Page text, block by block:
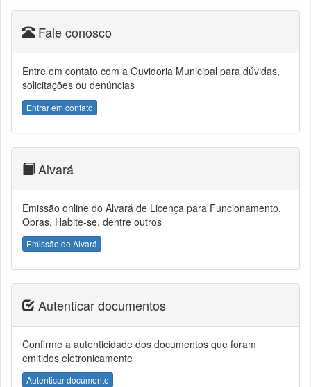
Fale conosco
Entre em contato com a Ouvidoria Municipal para dúvidas,
solicitações ou denúncias
Entrar em contato
Alvará
Emissão online do Alvará de Licença para Funcionamento,
Obras, Habite-se, dentre outros
Emissão de Alvará
Autenticar documentos
Confirme a autenticidade dos documentos que foram
emitidos eletronicamente
Autenticar documento